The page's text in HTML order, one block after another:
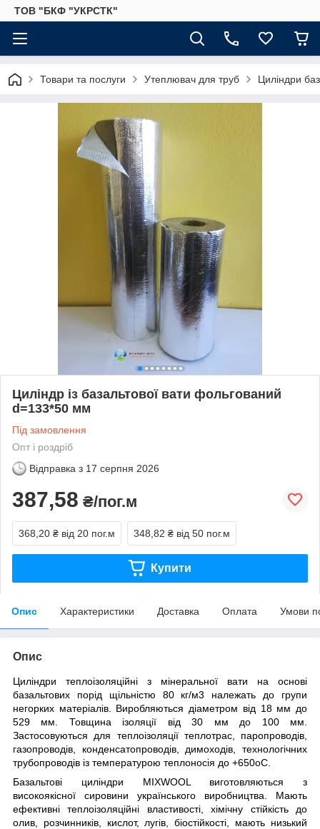
ТОВ "БКФ "УКРСТК"
Товари та послуги Утеплювач для труб Циліндри
Циліндр із базальтової вати фольгований
d=133*50 мм
Під замовлення
Опт і роздріб
Відправка з 17 серпня 2026
387,58 ₴/пог.м
368,20 ₴ від 20 пог.м 348,82 ₴ від 50 пог.м
Купити
Опис Характеристики Доставка Оплата Умови
Опис
Циліндри теплоізоляційні з мінеральної вати на основі
базальтових порід щільністю 80 кг/м3 належать до групи
негорких матеріалів. Виробляються діаметром від 18 мм до
529 мм. Товщина ізоляції від 30 мм до 100 мм.
Застосовуються для теплоізоляції теплотрас, паропроводів,
газопроводів, конденсатопроводів, димоходів, технологічних
трубопроводів із температурою теплоносія до +650оС.
Базальтові циліндри MIXWOOL виготовляються з
високоякісної сировини українського виробництва. Мають
ефективні теплоізоляційні властивості, хімічну стійкість до
олив, розчинників, кислот, лугів, біостійкості, мають низький